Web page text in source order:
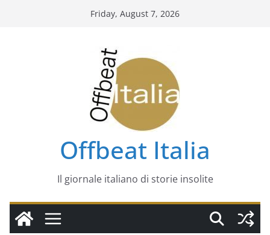
Friday, August 7, 2026
Offbeat Italia
Il giornale italiano di storie insolite